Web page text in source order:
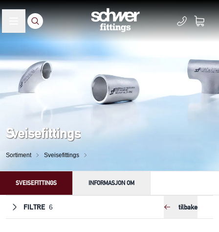
Sveisefittings
Sortiment Sveisefittings
SVEISEFITTINGS INFORMASJON OM
FILTRE 6 tilbake